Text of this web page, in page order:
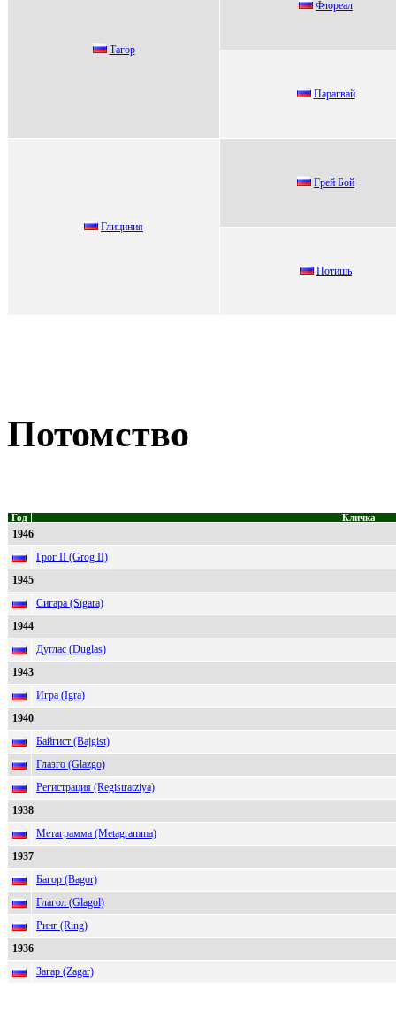
Тагор
Флoрeaл
Паpагвай
Глициния
Гpей Бoй
Пoтишь
Потомство
Год Кличка
1946
Грог II (Grog II)
1945
Сигара (Sigara)
1944
Дуглас (Duglas)
1943
Игра (Igra)
1940
Байгист (Bajgist)
Глазго (Glazgo)
Регистрация (Registratziya)
1938
Метаграмма (Metagramma)
1937
Багор (Bagor)
Глагол (Glagol)
Ринг (Ring)
1936
Загар (Zagar)